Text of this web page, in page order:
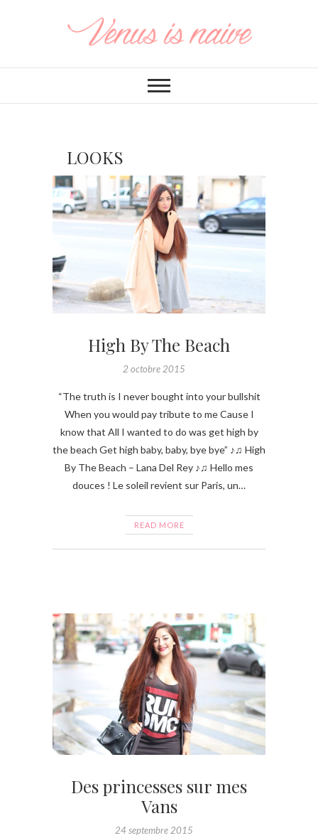
LOOKS
High By The Beach
2 octobre 2015
“The truth is I never bought into your bullshit
When you would pay tribute to me Cause I
know that All I wanted to do was get high by
the beach Get high baby, baby, bye bye” ♪♫ High
By The Beach – Lana Del Rey ♪♫ Hello mes
douces ! Le soleil revient sur Paris, un…
READ MORE
Des princesses sur mes
Vans
24 septembre 2015